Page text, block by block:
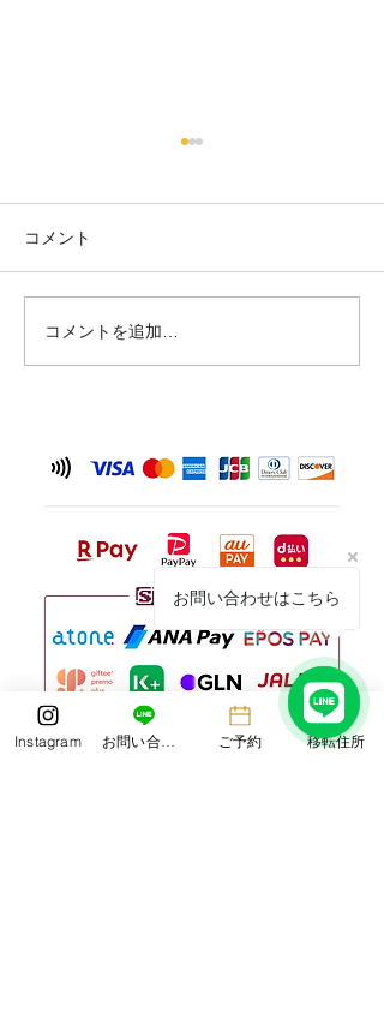
はいさーい🌺！
コメント
コメントを追加…
Instagram お問い合わせ ご予約 移転住所
お問い合わせはこちら